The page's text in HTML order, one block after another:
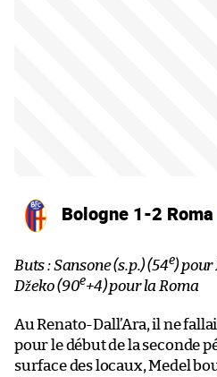
Bologne 1-2 Roma
Buts : Sansone (s.p.) (54e) pour
Džeko (90e+4) pour la Roma
Au Renato-Dall’Ara, il ne
pour le début de la seconde
surface des locaux, Medel